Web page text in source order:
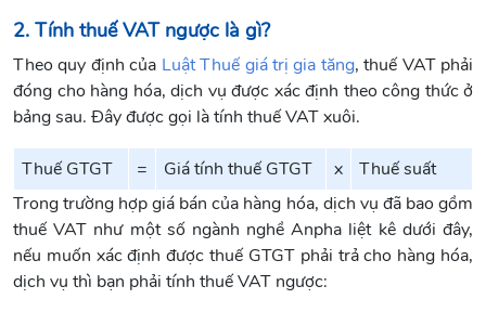
2. Tính thuế VAT ngược là gì?
Theo quy định của Luật Thuế giá trị gia tăng, thuế VAT phải
đóng cho hàng hóa, dịch vụ được xác định theo công thức ở
bảng sau. Đây được gọi là tính thuế VAT xuôi.
Thuế GTGT = Giá tính thuế GTGT x
Thuế suất
Trong trường hợp giá bán của hàng hóa, dịch vụ đã bao gồm
thuế VAT như một số ngành nghề Anpha liệt kê dưới đây,
nếu muốn xác định được thuế GTGT phải trả cho hàng hóa,
dịch vụ thì bạn phải tính thuế VAT ngược: